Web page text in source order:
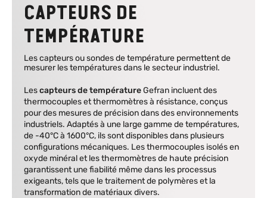
CAPTEURS DE
TEMPÉRATURE
Les capteurs ou sondes de température permettent de
mesurer les températures dans le secteur industriel.
Lescapteurs de températureGefran incluent des
thermocouples et thermomètres à résistance, conçus
pour des mesures de précision dans des environnements
industriels. Adaptés à une large gamme de températures,
de -40°C à 1600°C, ils sont disponibles dans plusieurs
configurations mécaniques. Les thermocouples isolés en
oxyde minéral et les thermomètres de haute précision
garantissent une fiabilité même dans les processus
exigeants, tels que le traitement de polymères et la
transformation de matériaux divers.